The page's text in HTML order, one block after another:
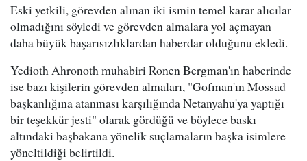
Eski yetkili, görevden alınan iki ismin temel karar alıcılar
olmadığını söyledi ve görevden almalara yol açmayan
daha büyük başarısızlıklardan haberdar olduğunu ekledi.
Yedioth Ahronoth muhabiri Ronen Bergman'ın haberinde
ise bazı kişilerin görevden almaları, "Gofman'ın Mossad
başkanlığına atanması karşılığında Netanyahu'ya yaptığı
bir teşekkür jesti" olarak gördüğü ve böylece baskı
altındaki başbakana yönelik suçlamaların başka isimlere
yöneltildiği belirtildi.